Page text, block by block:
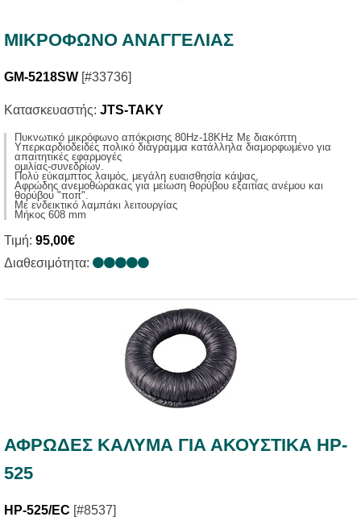
ΜΙΚΡΟΦΩΝΟ ΑΝΑΓΓΕΛΙΑΣ
GM-5218SW [#33736]
Κατασκευαστής: JTS-TAKY
Πυκνωτικό μικρόφωνο απόκρισης 80Ηz-18KHz Με διακόπτη
Υπερκαρδιοδειδές πολικό διάγραμμα κατάλληλα διαμορφωμένο για
απαιτητικές εφαρμογές
ομιλίας-συνεδρίων.
Πολύ εύκαμπτος λαιμός, μεγάλη ευαισθησία κάψας,
Αφρώδης ανεμοθώρακας για μείωση θορύβου εξαιτίας ανέμου και
θορύβου "ποπ".
Με ενδεικτικό λαμπάκι λειτουργίας
Μήκος 608 mm
Τιμή: 95,00€
Διαθεσιμότητα:
ΑΦΡΩΔΕΣ ΚΑΛΥΜΑ ΓΙΑ ΑΚΟΥΣΤΙΚΑ HP-
525
HP-525/EC [#8537]